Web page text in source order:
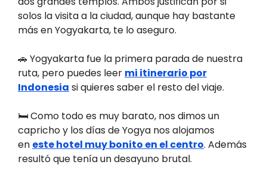
solos la visita a la ciudad, aunque hay bastante
más en Yogyakarta, te lo aseguro.
🚗 Yogyakarta fue la primera parada de nuestra
ruta, pero puedes leer mi itinerario por
Indonesia si quieres saber el resto del viaje.
🛏️ Como todo es muy barato, nos dimos un
capricho y los días de Yogya nos alojamos
en este hotel muy bonito en el centro. Además
resultó que tenía un desayuno brutal.